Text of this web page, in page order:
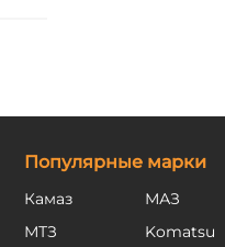
Популярные марки
Камаз МАЗ
МТЗ
Komatsu